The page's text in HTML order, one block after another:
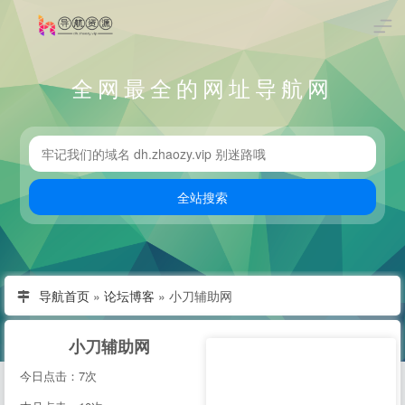
全网最全的网址导航网
导航首页 » 论坛博客 » 小刀辅助网
小刀辅助网
今日点击：7次